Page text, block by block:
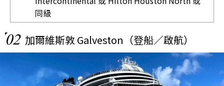
同級
02 加爾維斯敦 Galveston（登船／啟航）